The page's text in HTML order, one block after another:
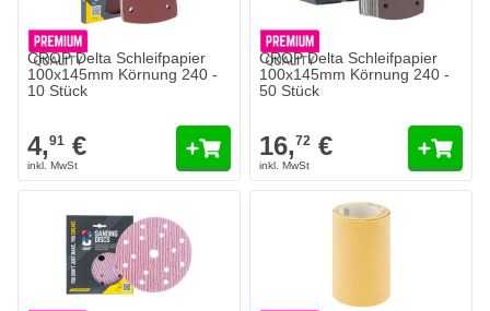
CROP Delta Schleifpapier
100x145mm Körnung 240 -
10 Stück
4,91 €
CROP Delta Schleifpapier
100x145mm Körnung 240 -
50 Stück
16,72 €